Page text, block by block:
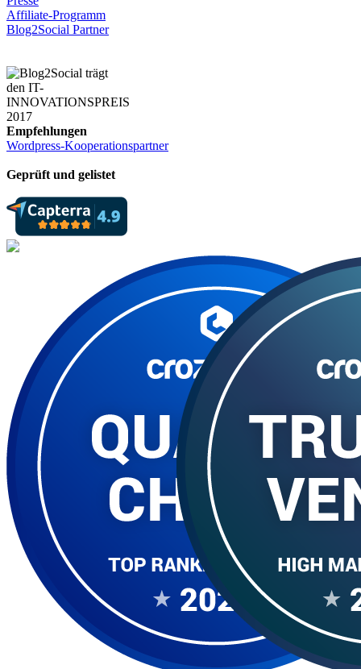
Affiliate-Programm
Blog2Social Partner
Empfehlungen
Wordpress-Kooperationspartner
Geprüft und gelistet